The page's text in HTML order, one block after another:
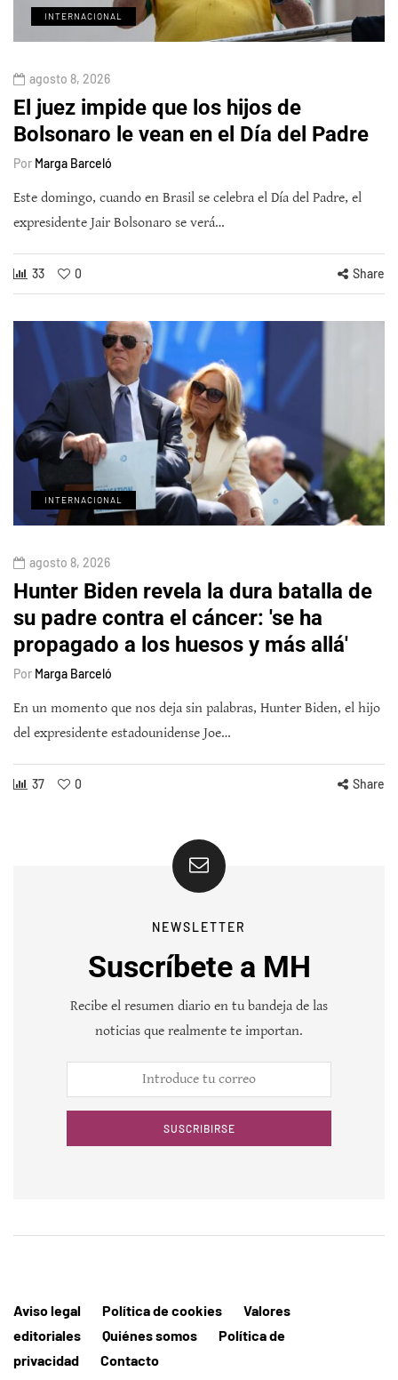
INTERNACIONAL
agosto 8, 2026
El juez impide que los hijos de
Bolsonaro le vean en el Día del Padre
Por Marga Barceló
Este domingo, cuando en Brasil se celebra el Día del Padre, el
expresidente Jair Bolsonaro se verá…
33 0 Share
INTERNACIONAL
agosto 8, 2026
Hunter Biden revela la dura batalla de
su padre contra el cáncer: 'se ha
propagado a los huesos y más allá'
Por Marga Barceló
En un momento que nos deja sin palabras, Hunter Biden, el hijo
del expresidente estadounidense Joe…
37 0 Share
NEWSLETTER
Suscríbete a MH
Recibe el resumen diario en tu bandeja de las
noticias que realmente te importan.
SUSCRIBIRSE
Aviso legal Política de cookies
Valores
editoriales
Quiénes somos
Política de
privacidad
Contacto